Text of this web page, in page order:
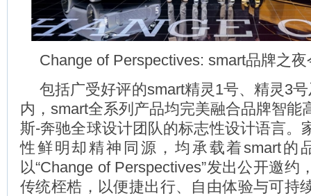
Change of Perspectives: smart品牌之
包括广受好评的smart精灵1号、精灵3
内，smart全系列产品均完美融合品牌智能
斯-奔驰全球设计团队的标志性设计语言。
性鲜明却精神同源，均承载着smart的
以“Change of Perspectives”发出公开邀约
传统桎梏，以便捷出行、自由体验与可持